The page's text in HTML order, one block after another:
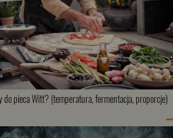
do pieca Witt? (temperatura, fermentacja, proporcje)